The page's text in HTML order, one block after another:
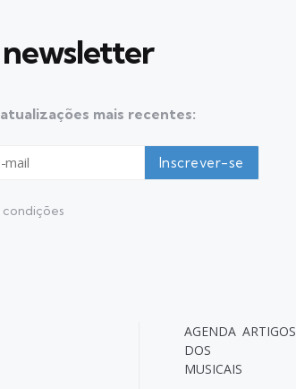
newsletter
mais recentes:
AGENDA
DOS
MUSICAIS
ARTIGOS